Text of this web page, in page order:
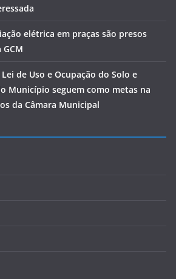
elétrica em praças são presos
de Uso e Ocupação do Solo e
Município seguem como metas na
da Câmara Municipal